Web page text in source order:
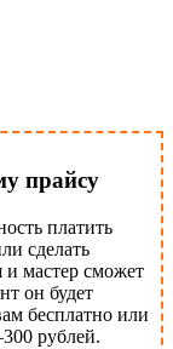
прайсу
платить
сделать
и мастер сможет
он будет
бесплатно или
рублей.